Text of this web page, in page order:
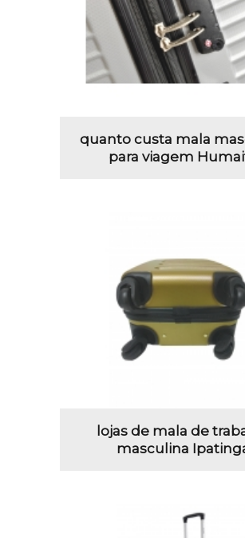
quanto custa mala
para viagem
lojas de mala de
masculina